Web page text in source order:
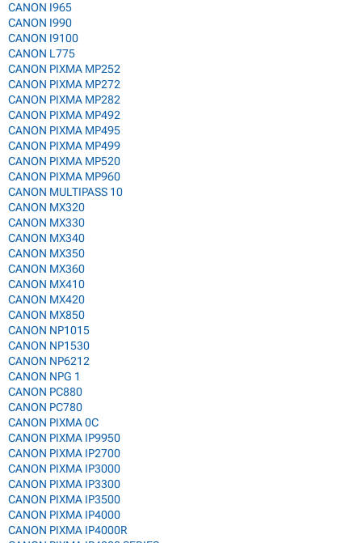
CANON I965
CANON I990
CANON I9100
CANON L775
CANON PIXMA MP252
CANON PIXMA MP272
CANON PIXMA MP282
CANON PIXMA MP492
CANON PIXMA MP495
CANON PIXMA MP499
CANON PIXMA MP520
CANON PIXMA MP960
CANON MULTIPASS 10
CANON MX320
CANON MX330
CANON MX340
CANON MX350
CANON MX360
CANON MX410
CANON MX420
CANON MX850
CANON NP1015
CANON NP1530
CANON NP6212
CANON NPG 1
CANON PC880
CANON PC780
CANON PIXMA 0C
CANON PIXMA IP9950
CANON PIXMA IP2700
CANON PIXMA IP3000
CANON PIXMA IP3300
CANON PIXMA IP3500
CANON PIXMA IP4000
CANON PIXMA IP4000R